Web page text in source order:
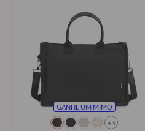
GANHE UM MIMO
+3